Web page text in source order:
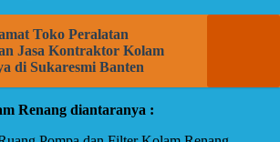
Toko Peralatan
Jasa Kontraktor Kolam
di Sukaresmi Banten
Renang diantaranya :